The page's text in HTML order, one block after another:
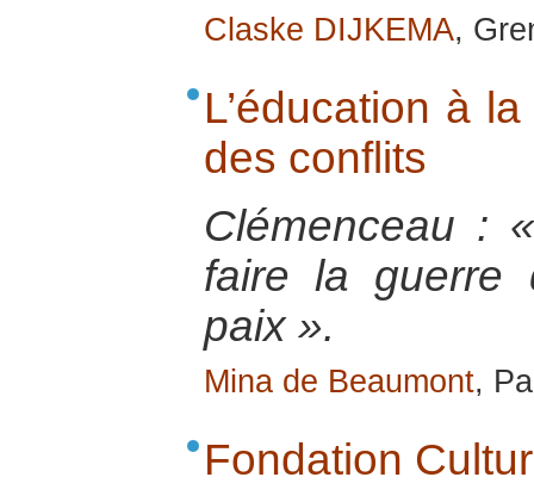
Claske DIJKEMA,
L’éducation à
des conflits
Clémenceau :
faire la guerre
paix ».
Mina de Beaumont,
Fondation